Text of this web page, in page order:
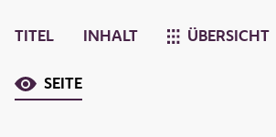
TITEL INHALT ÜBERSICHT
SEITE